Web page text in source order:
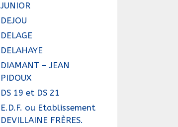
JUNIOR
DEJOU
DELAGE
DELAHAYE
DIAMANT – JEAN
PIDOUX
DS 19 et DS 21
E.D.F. ou Etablissement
DEVILLAINE FRÈRES.